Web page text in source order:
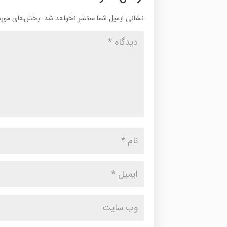
نشانی ایمیل شما منتشر نخواهد شد. بخش‌های